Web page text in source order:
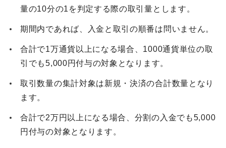
量の10分の1を判定する際の取引量とします。
期間内であれば、入金と取引の順番は問いません。
合計で1万通貨以上になる場合、1000通貨単位の取
引でも5,000円付与の対象となります。
取引数量の集計対象は新規・決済の合計数量となり
ます。
合計で2万円以上になる場合、分割の入金でも5,000
円付与の対象となります。